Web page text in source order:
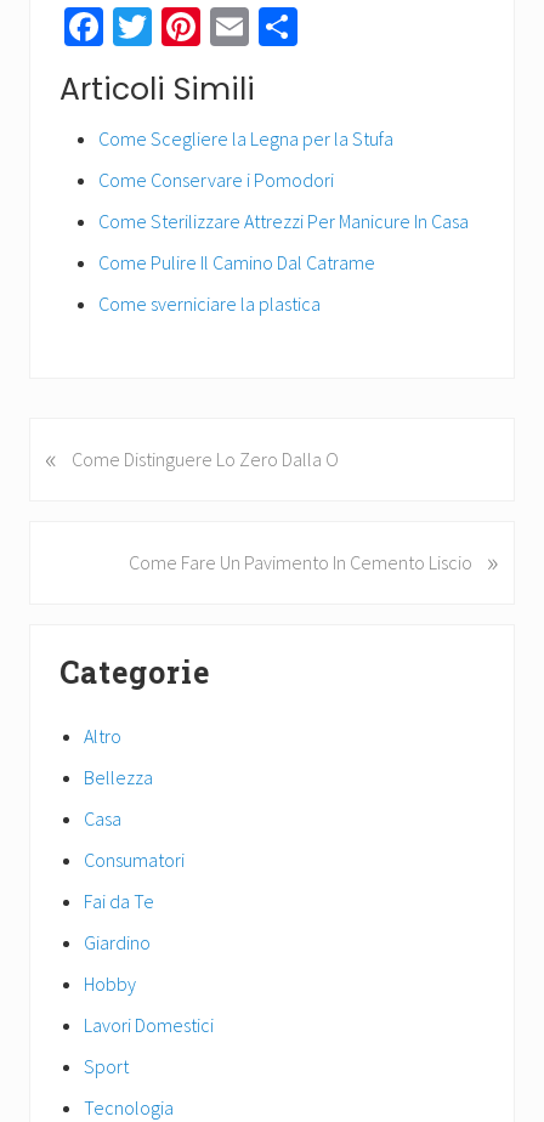
Fa
ce
b
o
ok
T
wi
tt
er
Pi
er
es
t
E
m
ail
di
vi
di
Articoli Simili
Come Scegliere la Legna per la Stufa
Come Conservare i Pomodori
Come Sterilizzare Attrezzi Per Manicure In Casa
Come Pulire Il Camino Dal Catrame
Come sverniciare la plastica
P
« Come Distinguere Lo Zero Dalla O
Come Fare Un Pavimento In Cemento Liscio »
Sidebar
Categorie
Altro
Bellezza
Casa
Consumatori
Fai da Te
Giardino
Hobby
Lavori Domestici
Sport
Tecnologia